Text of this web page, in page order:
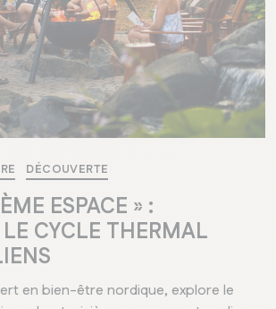
DÉCOUVERTE
ESPACE » :
CYCLE THERMAL
en bien-être nordique, explore le